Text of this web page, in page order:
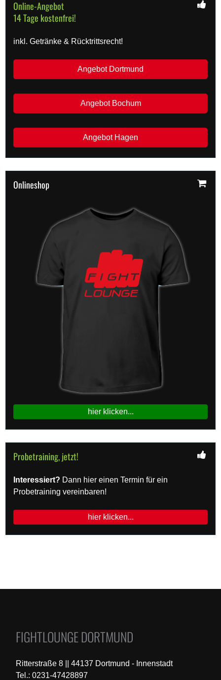
Online-Angebot
14 Tage kostenfrei!
inkl. Getränke & Rücktrittsrecht!
Angebot Dortmund
Angebot Bochum
Angebot Hagen
Onlineshop
hier klicken...
Probetraining, jetzt!
Interessiert? Dann hier einen Termin für ein
Probetraining vereinbaren!
hier klicken...
FIGHTLOUNGE DORTMUND
Ritterstraße 8 || 44137 Dortmund - Innenstadt
Tel.: 0231-47428897